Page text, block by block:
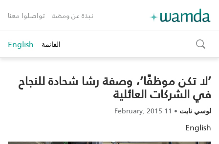
نبذة عن ومضة تواصلوا معنا
toggle
search
القائمة English
‘لا تكن موظفًا‘، وصفة رشا شحادة للنجاح
في الشركات العائلية‎‎
لوسي نايت •
11 February, 2015
English